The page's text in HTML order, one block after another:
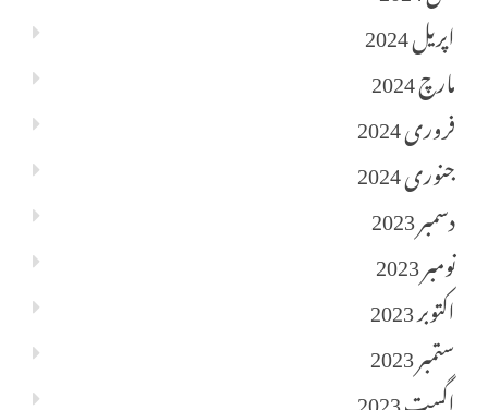
اپریل 2024
مارچ 2024
فروری 2024
جنوری 2024
دسمبر 2023
نومبر 2023
اکتوبر 2023
ستمبر 2023
اگست 2023